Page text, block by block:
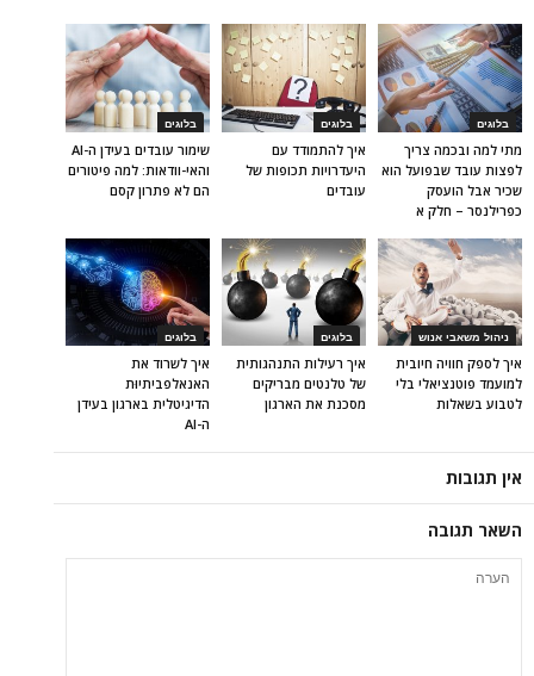
בלוגים
שימור עובדים בעידן ה-AI
והאי-וודאות: למה פיטורים
הם לא פתרון קסם
בלוגים
איך להתמודד עם
היעדרויות תכופות של
עובדים
בלוגים
מתי למה ובכמה צריך
לפצות עובד שבפועל הוא
שכיר אבל הועסק
כפרילנסר – חלק א
בלוגים
איך לשרוד את
האנאלפביתיוּת
הדיגיטלית בארגון בעידן
ה-AI
בלוגים
איך רעילות התנהגותית
של טלנטים מבריקים
מסכנת את הארגון
ניהול משאבי אנוש
איך לספק חוויה חיובית
למועמד פוטנציאלי בלי
לטבוע בשאלות
אין תגובות
השאר תגובה